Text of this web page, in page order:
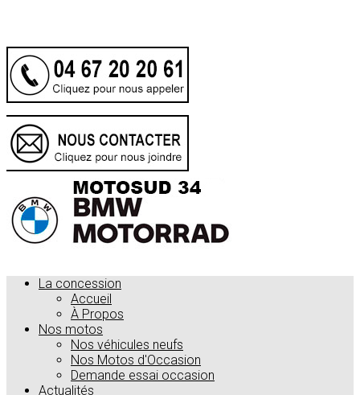
La concession
Accueil
À Propos
Nos motos
Nos véhicules neufs
Nos Motos d'Occasion
Demande essai occasion
Actualités